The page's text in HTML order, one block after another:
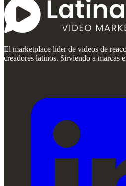
El marketplace líder de videos de
creadores latinos. Sirviendo a marcas